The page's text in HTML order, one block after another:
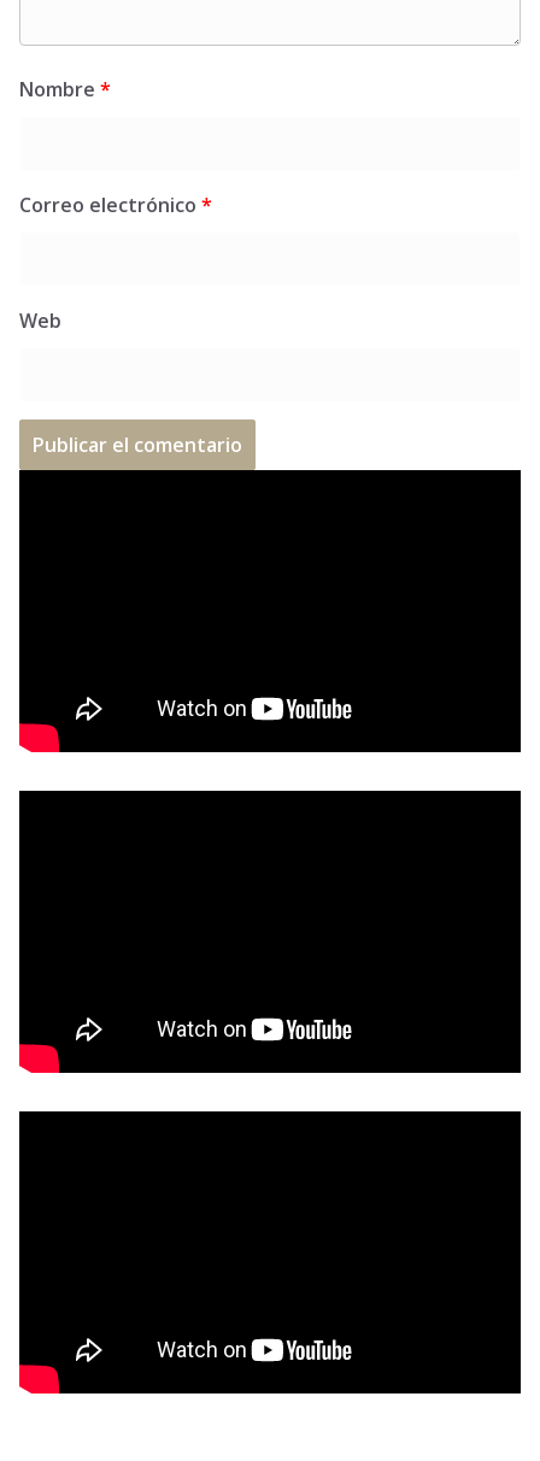
Nombre *
Correo electrónico *
Web